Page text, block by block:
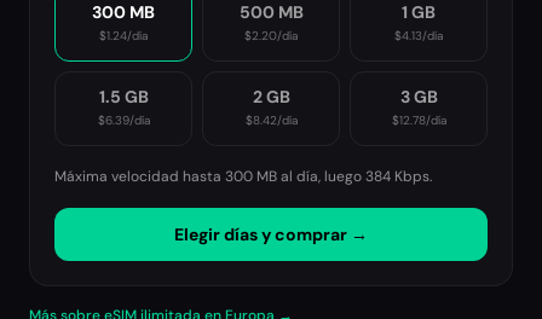
300 MB
$1.24/día
500 MB
$2.20/día
1 GB
$4.13/día
1.5 GB
$6.39/día
2 GB
$8.42/día
3 GB
$12.78/día
Máxima velocidad hasta 300 MB al día, luego 384 Kbps.
Elegir días y comprar →